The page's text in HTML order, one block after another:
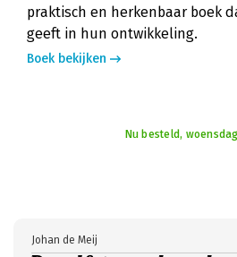
praktisch en herkenbaar boek
geeft in hun ontwikkeling.
Boek bekijken
Nu besteld,
Johan de Meij